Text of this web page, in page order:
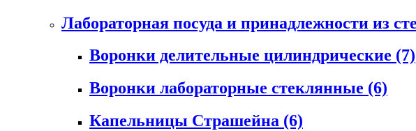
Лабораторная посуда и принадлежности из
Воронки делительные цилиндрические (7)
Воронки лабораторные стеклянные (6)
Капельницы Страшейна (6)